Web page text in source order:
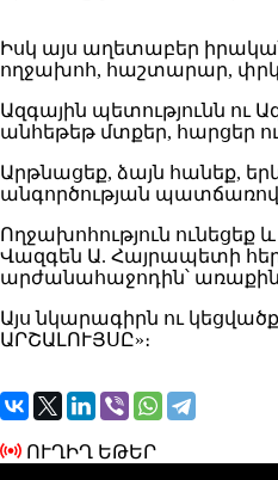
Իսկ այս աղետաբեր
ողջախոհ, հաշտարար,
Ազգային պետությունն ու
անհեթեթ մտքեր, հարցեր
Արթնացեք, ձայն հանեք,
անգործության պատճառով
Ողջախոհություն
Վազգեն Ա. Հայրապետի
արժանահաջոդին՝
Այս նկարագիրն ու
ԱՐՇԱԼՈՒՅՍԸ»։
ՈՒՂԻՂ ԵԹԵՐ